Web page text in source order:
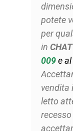
potete
per
in CHAT
009e al
vendita
letto